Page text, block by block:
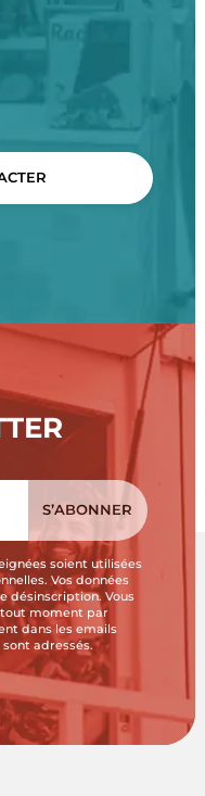
soient utilisées
Vos données
désinscription. Vous
tout moment par
dans les emails
adressés.